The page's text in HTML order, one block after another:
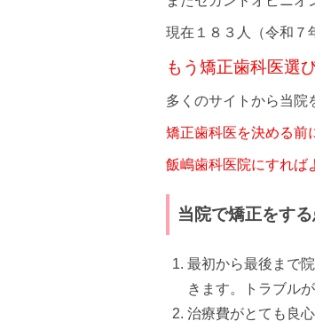
2
2
年
月
9
飯
歯
医
現在１８３人（令和７
もう矯正歯科医選
多くのサイトから当院
矯正歯科医を決める前
飯嶋歯科医院にすれば
当院で矯正をす
最初から最後まで
きます。トラブル
治療費がとても良